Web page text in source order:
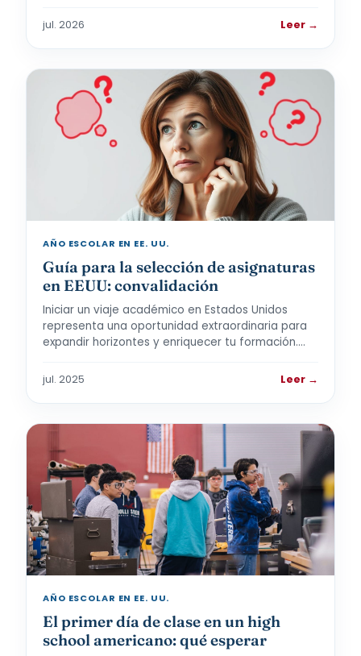
jul. 2026 Leer →
AÑO ESCOLAR EN EE. UU.
Guía para la selección de asignaturas
en EEUU: convalidación
Iniciar un viaje académico en Estados Unidos
representa una oportunidad extraordinaria para
expandir horizontes y enriquecer tu formación.…
jul. 2025 Leer →
AÑO ESCOLAR EN EE. UU.
El primer día de clase en un high
school americano: qué esperar